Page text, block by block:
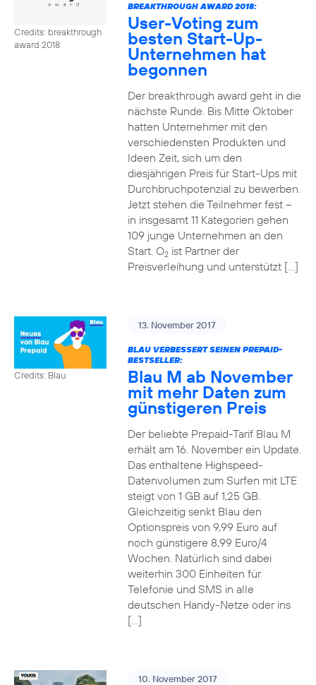
Credits: breakthrough
award 2018
BREAKTHROUGH AWARD 2018:
User-Voting zum
besten Start-Up-
Unternehmen hat
begonnen
Der breakthrough award geht in die
nächste Runde. Bis Mitte Oktober
hatten Unternehmer mit den
verschiedensten Produkten und
Ideen Zeit, sich um den
diesjährigen Preis für Start-Ups mit
Durchbruchpotenzial zu bewerben.
Jetzt stehen die Teilnehmer fest –
in insgesamt 11 Kategorien gehen
109 junge Unternehmen an den
Start. O2ist Partner der
Preisverleihung und unterstützt […]
Credits: Blau
13. November 2017
BLAU VERBESSERT SEINEN PREPAID-
BESTSELLER:
Blau M ab November
mit mehr Daten zum
günstigeren Preis
Der beliebte Prepaid-Tarif Blau M
erhält am 16. November ein Update.
Das enthaltene Highspeed-
Datenvolumen zum Surfen mit LTE
steigt von 1 GB auf 1,25 GB.
Gleichzeitig senkt Blau den
Optionspreis von 9,99 Euro auf
noch günstigere 8,99 Euro/4
Wochen. Natürlich sind dabei
weiterhin 300 Einheiten für
Telefonie und SMS in alle
deutschen Handy-Netze oder ins
[…]
10. November 2017